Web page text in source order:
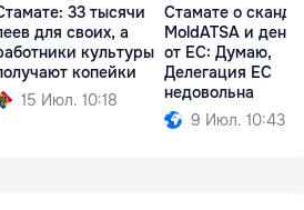
33 тысячи
для своих, а
культуры
копейки
15 Июл. 10:18
Стамате о
MoldATSA и
от ЕС: Думаю,
Делегация ЕС
недовольна
9 Июл. 10:43